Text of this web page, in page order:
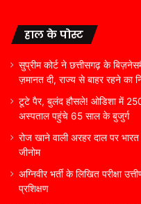
हाल के पोस्ट
सुप्रीम कोर्ट ने छत्तीसगढ़ के
ज़मानत दी, राज्य से बाहर रहने का
टूटे पैर, बुलंद हौसले! ओडिशा में
अस्पताल पहुंचे 65 साल के बुजुर्ग
रोज खाने वाली अरहर दाल पर
जीनोम
अग्निवीर भर्ती के लिखित परीक्षा
प्रशिक्षण